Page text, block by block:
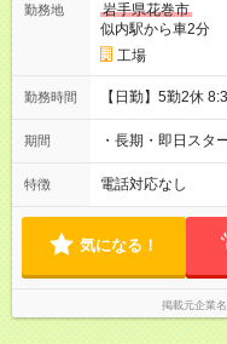
勤務地
岩手県花巻市
似内駅から車2分
工場
勤務時間 【日勤】5勤2休
期間 ・長期・即日スタ
特徴 電話対応なし
気になる！
掲載元企業名